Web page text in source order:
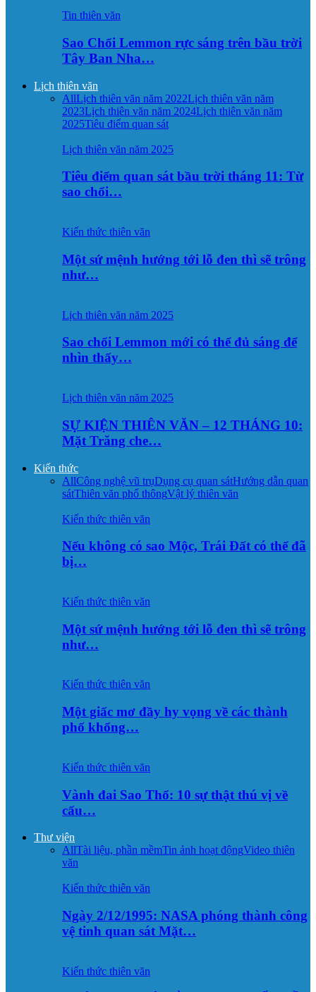
Tin thiên văn
Sao Chổi Lemmon rực sáng trên bầu trời
Tây Ban Nha…
Lịch thiên văn
AllLịch thiên văn năm 2022Lịch thiên văn năm
2023Lịch thiên văn năm 2024Lịch thiên văn năm
2025Tiêu điểm quan sát
Lịch thiên văn năm 2025
Tiêu điểm quan sát bầu trời tháng 11: Từ
sao chổi…
Kiến thức thiên văn
Một sứ mệnh hướng tới lỗ đen thì sẽ trông
như…
Lịch thiên văn năm 2025
Sao chổi Lemmon mới có thể đủ sáng để
nhìn thấy…
Lịch thiên văn năm 2025
SỰ KIỆN THIÊN VĂN – 12 THÁNG 10:
Mặt Trăng che…
Kiến thức
AllCông nghệ vũ trụDụng cụ quan sátHướng dẫn quan
sátThiên văn phổ thôngVật lý thiên văn
Kiến thức thiên văn
Nếu không có sao Mộc, Trái Đất có thể đã
bị…
Kiến thức thiên văn
Một sứ mệnh hướng tới lỗ đen thì sẽ trông
như…
Kiến thức thiên văn
Một giấc mơ đầy hy vọng về các thành
phố khổng…
Kiến thức thiên văn
Vành đai Sao Thổ: 10 sự thật thú vị về
cấu…
Thư viện
AllTài liệu, phần mềmTin ảnh hoạt độngVideo thiên
văn
Kiến thức thiên văn
Ngày 2/12/1995: NASA phóng thành công
vệ tinh quan sát Mặt…
Kiến thức thiên văn